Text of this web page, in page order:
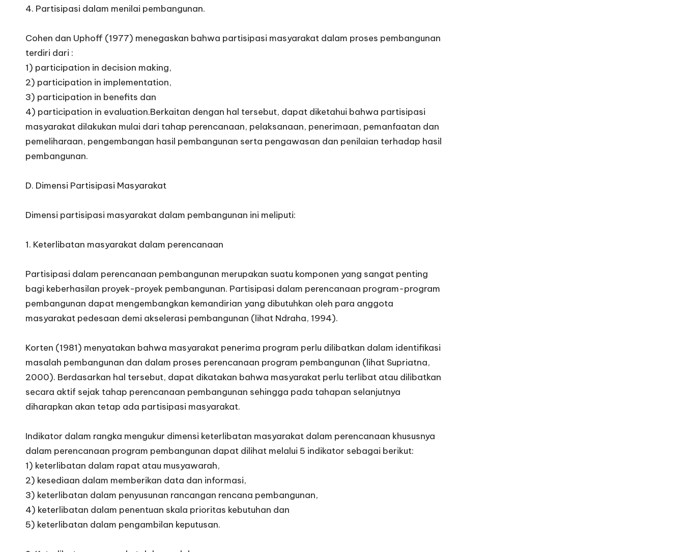
4. Partisipasi dalam menilai pembangunan.
Cohen dan Uphoff (1977) menegaskan bahwa partisipasi masyarakat dalam proses pembangunan
terdiri dari :
1) participation in decision making,
2) participation in implementation,
3) participation in benefits dan
4) participation in evaluation.Berkaitan dengan hal tersebut, dapat diketahui bahwa partisipasi
masyarakat dilakukan mulai dari tahap perencanaan, pelaksanaan, penerimaan, pemanfaatan dan
pemeliharaan, pengembangan hasil pembangunan serta pengawasan dan penilaian terhadap hasil
pembangunan.
D. Dimensi Partisipasi Masyarakat
Dimensi partisipasi masyarakat dalam pembangunan ini meliputi:
1. Keterlibatan masyarakat dalam perencanaan
Partisipasi dalam perencanaan pembangunan merupakan suatu komponen yang sangat penting
bagi keberhasilan proyek-proyek pembangunan. Partisipasi dalam perencanaan program-program
pembangunan dapat mengembangkan kemandirian yang dibutuhkan oleh para anggota
masyarakat pedesaan demi akselerasi pembangunan (lihat Ndraha, 1994).
Korten (1981) menyatakan bahwa masyarakat penerima program perlu dilibatkan dalam identifikasi
masalah pembangunan dan dalam proses perencanaan program pembangunan (lihat Supriatna,
2000). Berdasarkan hal tersebut, dapat dikatakan bahwa masyarakat perlu terlibat atau dilibatkan
secara aktif sejak tahap perencanaan pembangunan sehingga pada tahapan selanjutnya
diharapkan akan tetap ada partisipasi masyarakat.
Indikator dalam rangka mengukur dimensi keterlibatan masyarakat dalam perencanaan khususnya
dalam perencanaan program pembangunan dapat dilihat melalui 5 indikator sebagai berikut:
1) keterlibatan dalam rapat atau musyawarah,
2) kesediaan dalam memberikan data dan informasi,
3) keterlibatan dalam penyusunan rancangan rencana pembangunan,
4) keterlibatan dalam penentuan skala prioritas kebutuhan dan
5) keterlibatan dalam pengambilan keputusan.